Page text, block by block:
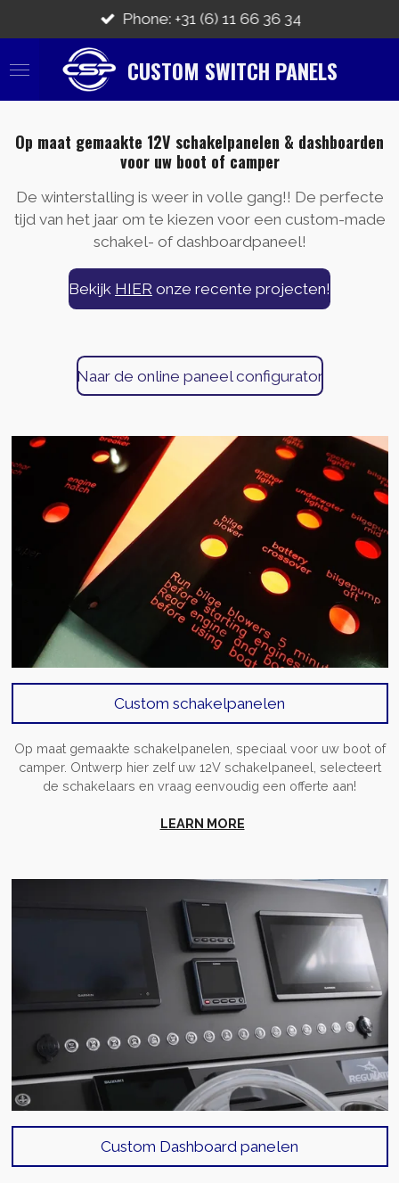
direct
naar
CUSTOM SWITCH PANELS
Phone: +31 (6) 11 66 36 34
Op maat gemaakte 12V schakelpanelen & dashboarden
voor uw boot of camper
De winterstalling is weer in volle gang!! De perfecte
tijd van het jaar om te kiezen voor een custom-made
schakel- of dashboardpaneel!
Bekijk HIER onze recente projecten!
Naar de online paneel configurator
Custom schakelpanelen
Op maat gemaakte schakelpanelen, speciaal voor uw boot of
camper. Ontwerp hier zelf uw 12V schakelpaneel, selecteert
de schakelaars en vraag eenvoudig een offerte aan!
LEARN MORE
Custom Dashboard panelen